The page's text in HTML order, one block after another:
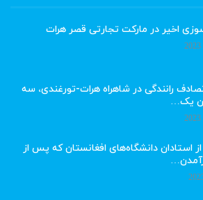
اخیر در مارکت تجارتی قصر هرات
رانندگی در شاهراه هرات-تورغندی، سه
یک…
استادان دانشگاه‌های افغانستان که پس از